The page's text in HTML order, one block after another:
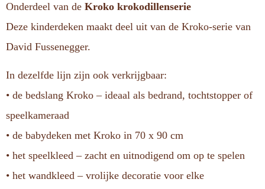
Onderdeel van de Kroko krokodillenserie
Deze kinderdeken maakt deel uit van de Kroko-serie van
David Fussenegger.
In dezelfde lijn zijn ook verkrijgbaar:
• de bedslang Kroko – ideaal als bedrand, tochtstopper of
speelkameraad
• de babydeken met Kroko in 70 x 90 cm
• het speelkleed – zacht en uitnodigend om op te spelen
• het wandkleed – vrolijke decoratie voor elke